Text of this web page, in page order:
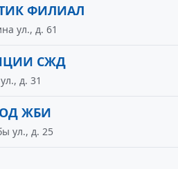
ФИЛИАЛ
ул., д. 61
СЖД
д. 31
ЖБИ
ул., д. 25